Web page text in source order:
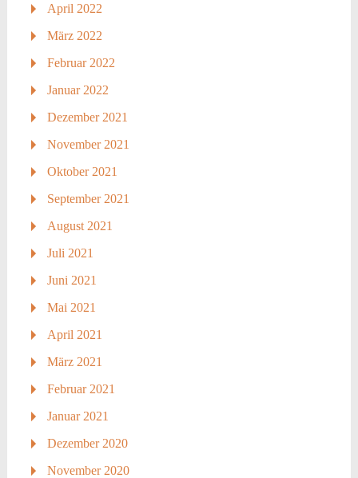
April 2022
März 2022
Februar 2022
Januar 2022
Dezember 2021
November 2021
Oktober 2021
September 2021
August 2021
Juli 2021
Juni 2021
Mai 2021
April 2021
März 2021
Februar 2021
Januar 2021
Dezember 2020
November 2020